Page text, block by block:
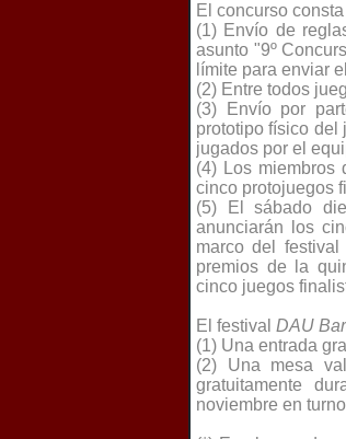
El concurso
(1) Envío de
asunto "9º
límite para enviar
(2) Entre todos
(3) Envío por
prototipo físico del
jugados por el
(4) Los miembros
cinco protojuegos
(5) El sábado
anunciarán los
marco del
premios de la
cinco juegos
El festival DAU
(1) Una entrada
(2) Una mesa
gratuitamente
noviembre en